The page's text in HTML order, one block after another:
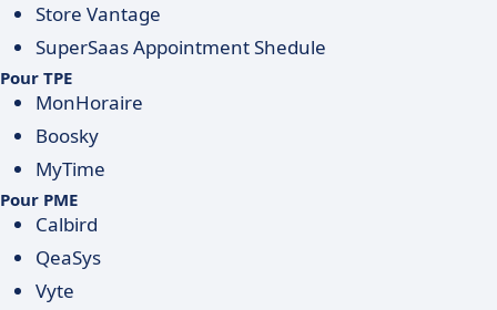
Store Vantage
SuperSaas Appointment Shedule
Pour TPE
MonHoraire
Boosky
MyTime
Pour PME
Calbird
QeaSys
Vyte